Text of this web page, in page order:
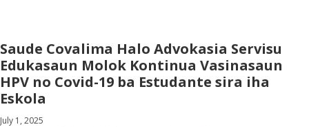
Saude Covalima Halo Advokasia Servisu
Edukasaun Molok Kontinua Vasinasaun
HPV no Covid-19 ba Estudante sira iha
Eskola
July 1, 2025